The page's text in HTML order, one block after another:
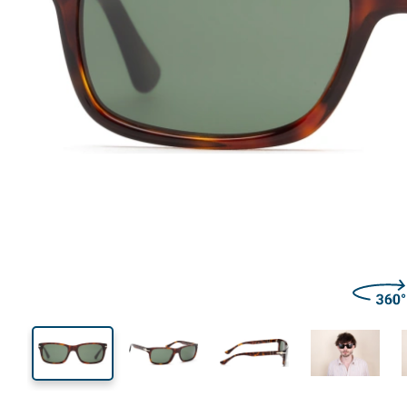
40 mm
Высота линзы
58 mm
Ширина линзы
Ширина